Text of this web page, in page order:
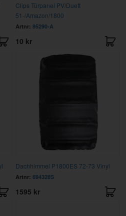
Clips Türpanel PV/Duett
51-/Amazon/1800
Artnr: 95290-A
10 kr
Dachhimmel P1800ES 72-73 Vinyl
Artnr: 694328S
1595 kr